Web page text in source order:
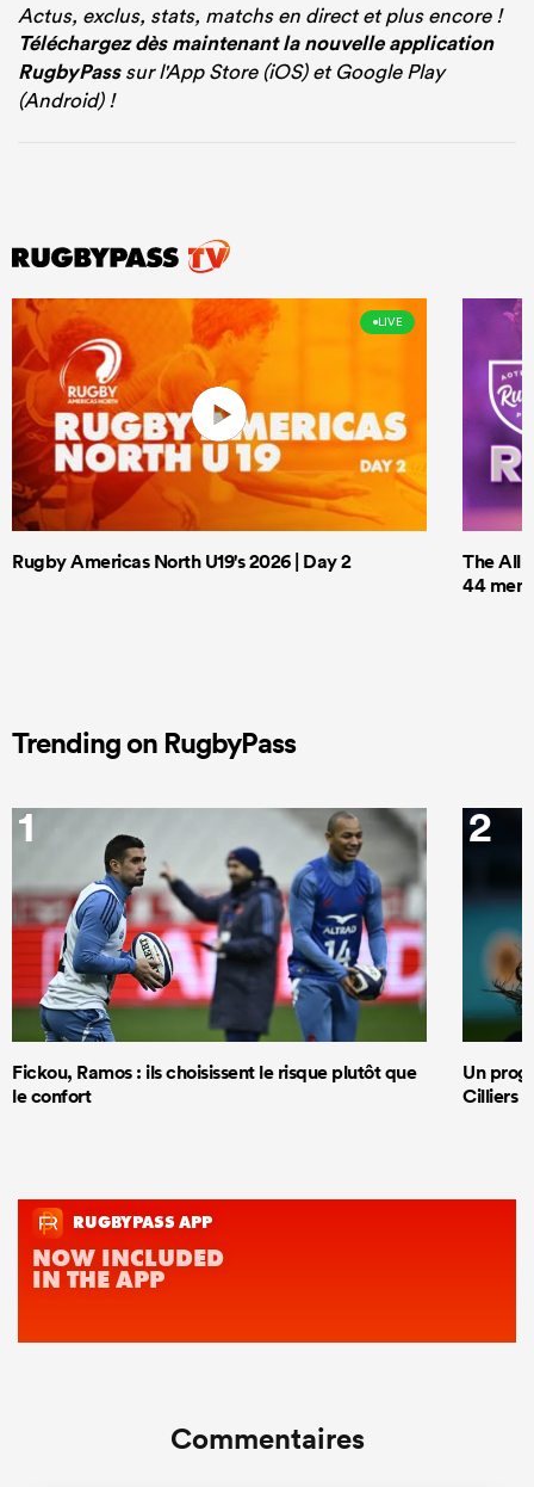
Actus, exclus, stats, matchs en direct et plus encore !
Téléchargez dès maintenant la nouvelle application
RugbyPasssur l'App Store (iOS) et Google Play
(Android) !
LIVE
Rugby Americas North U19's 2026 | Day 2
The All
44 men
Trending on RugbyPass
1
Fickou, Ramos : ils choisissent le risque plutôt que
le confort
2
Un
Cilliers
Commentaires